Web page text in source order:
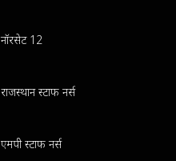
नॉरसेट 12
राजस्थान स्टाफ नर्स
एमपी स्टाफ नर्स